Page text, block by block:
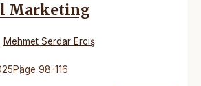
Marketing
Mehmet Serdar Erciş
Page 98-116